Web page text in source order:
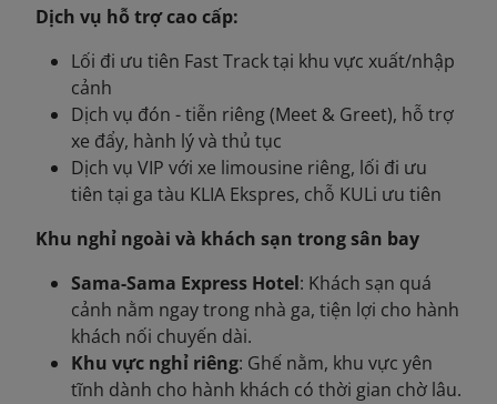
Dịch vụ hỗ trợ cao cấp:
Lối đi ưu tiên Fast Track tại khu vực xuất/nhập
cảnh
Dịch vụ đón - tiễn riêng (Meet & Greet), hỗ trợ
xe đẩy, hành lý và thủ tục
Dịch vụ VIP với xe limousine riêng, lối đi ưu
tiên tại ga tàu KLIA Ekspres, chỗ KULi ưu tiên
Khu nghỉ ngoài và khách sạn trong sân bay
Sama-Sama Express Hotel: Khách sạn quá
cảnh nằm ngay trong nhà ga, tiện lợi cho hành
khách nối chuyến dài.
Khu vực nghỉ riêng: Ghế nằm, khu vực yên
tĩnh dành cho hành khách có thời gian chờ lâu.